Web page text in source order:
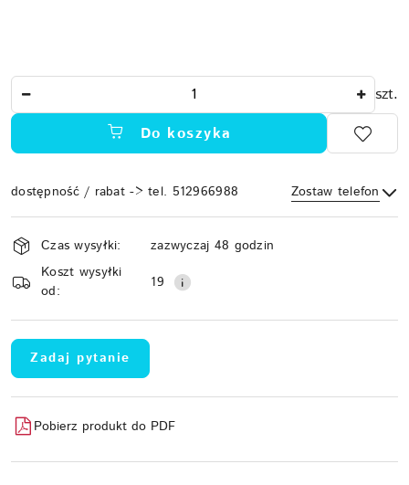
szt.
Do koszyka
dostępność / rabat -> tel. 512966988 Zostaw telefon
Wyślij
Dostępność
i
dostawa
Czas wysyłki:
zazwyczaj 48 godzin
Koszt wysyłki
od:
19
Zadaj pytanie
Pobierz produkt do PDF